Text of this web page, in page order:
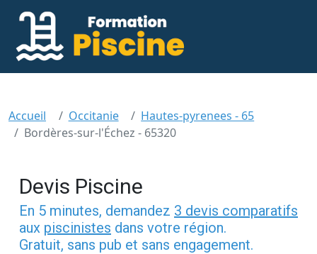
Accueil Occitanie
Hautes-pyrenees - 65
Bordères-sur-l'Échez - 65320
Devis Piscine
En 5 minutes, demandez 3 devis comparatifs
aux piscinistes dans votre région.
Gratuit, sans pub et sans engagement.